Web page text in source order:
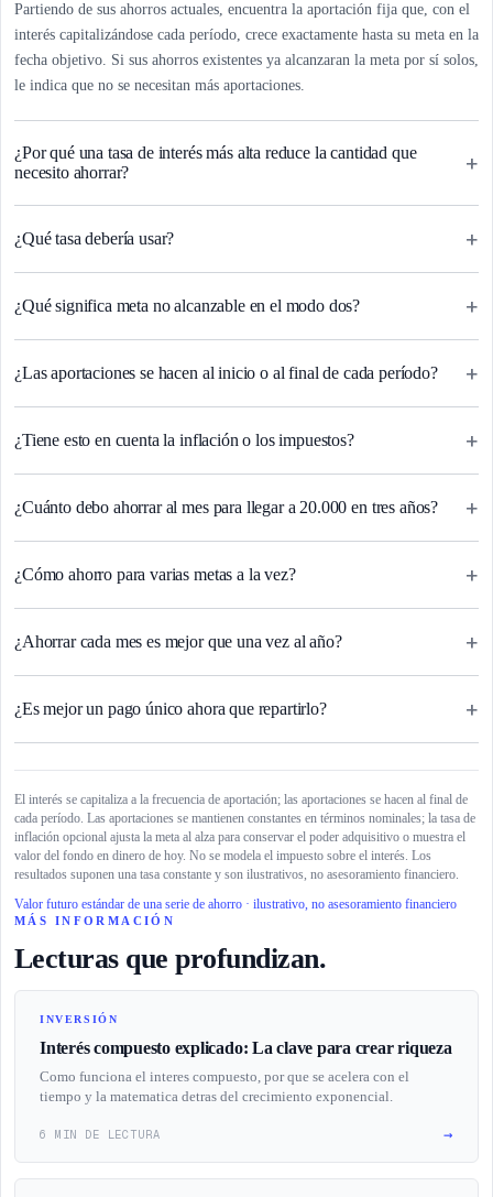
Partiendo de sus ahorros actuales, encuentra la aportación fija que, con el
interés capitalizándose cada período, crece exactamente hasta su meta en la
fecha objetivo. Si sus ahorros existentes ya alcanzaran la meta por sí solos,
le indica que no se necesitan más aportaciones.
¿Por qué una tasa de interés más alta reduce la cantidad que
necesito ahorrar?
+
¿Qué tasa debería usar? +
¿Qué significa meta no alcanzable en el modo dos? +
¿Las aportaciones se hacen al inicio o al final de cada período? +
¿Tiene esto en cuenta la inflación o los impuestos? +
¿Cuánto debo ahorrar al mes para llegar a 20.000 en tres años? +
¿Cómo ahorro para varias metas a la vez? +
¿Ahorrar cada mes es mejor que una vez al año? +
¿Es mejor un pago único ahora que repartirlo? +
El interés se capitaliza a la frecuencia de aportación; las aportaciones se hacen al final de
cada período. Las aportaciones se mantienen constantes en términos nominales; la tasa de
inflación opcional ajusta la meta al alza para conservar el poder adquisitivo o muestra el
valor del fondo en dinero de hoy. No se modela el impuesto sobre el interés. Los
resultados suponen una tasa constante y son ilustrativos, no asesoramiento financiero.
Valor futuro estándar de una serie de ahorro · ilustrativo, no asesoramiento financiero
MÁS INFORMACIÓN
Lecturas que profundizan.
INVERSIÓN
Interés compuesto explicado: La clave para crear riqueza
Como funciona el interes compuesto, por que se acelera con el
tiempo y la matematica detras del crecimiento exponencial.
6 MIN DE LECTURA →